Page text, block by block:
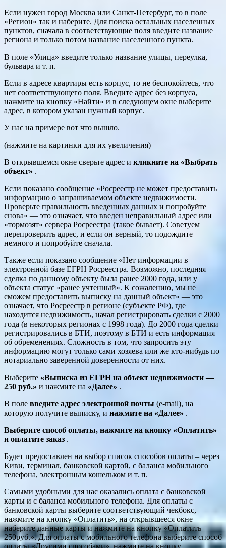
Если нужен город Москва или Санкт-Петербург, то в поле
«Регион» так и наберите. Для поиска остальных населенных
пунктов, сначала в соответствующие поля введите название
региона и только потом название населенного пункта.
В поле «Улица» введите только название улицы, переулка,
бульвара и т. п.
Если в адресе квартиры есть корпус, то не беспокойтесь, что
нет соответствующего поля. Введите адрес без корпуса,
нажмите на кнопку «Найти» и в следующем окне выберите
адрес, в котором указан нужный корпус.
У нас на примере вот что вышло.
(нажмите на картинки для их увеличения)
В открывшемся окне сверьте адрес и кликните на «Выбрать
объект» .
Если показано сообщение «Росреестр не может предоставить
информацию о запрашиваемом объекте недвижимости.
Проверьте правильность введенных данных и попробуйте
снова» — это означает, что введен неправильный адрес или
«тормозят» сервера Росреестра (такое бывает). Советуем
перепроверить адрес, и если он верный, то подождите
немного и попробуйте сначала.
Также если показано сообщение «Нет информации в
электронной базе ЕГРН Росреестра. Возможно, последняя
сделка по данному объекту была ранее 2000 года, или у
объекта статус «ранее учтенный». К сожалению, мы не
сможем предоставить выписку на данный объект» — это
означает, что Росреестр в регионе (субъекте РФ), где
находится недвижимость, начал регистрировать сделки с 2000
года (в некоторых регионах с 1998 года). До 2000 года сделки
регистрировались в БТИ, поэтому в БТИ и есть информация
об обременениях. Сложность в том, что запросить эту
информацию могут только сами хозяева или же кто-нибудь по
нотариально заверенной доверенности от них.
Выберите «Выписка из ЕГРН на объект недвижимости —
250 руб.» и нажмите на «Далее» .
В поле введите адрес электронной почты (e-mail), на
которую получите выписку, и нажмите на «Далее» .
Выберите способ оплаты, нажмите на кнопку «Оплатить»
и оплатите заказ .
Будет предоставлен на выбор список способов оплаты – через
Киви, терминал, банковской картой, с баланса мобильного
телефона, электронным кошельком и т. п.
Самыми удобными для нас оказались оплата с банковской
карты и с баланса мобильного телефона. Для оплаты с
банковской карты выберите соответствующий чекбокс,
нажмите на кнопку «Оплатить», на открывшееся окне
наберите данные карты и нажмите на кнопку «Оплатить
250руб.». Для оплаты с мобильного телефона выберите способ
оплаты «Другими способами», нажмите на кнопку